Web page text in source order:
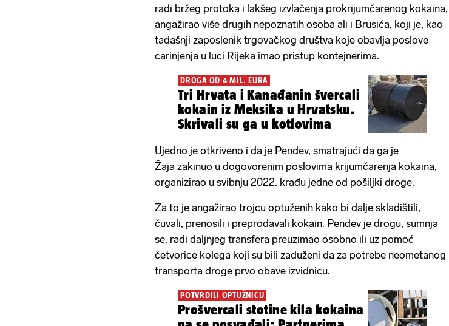
radi bržeg protoka i lakšeg izvlačenja prokrijumčarenog kokaina,
angažirao više drugih nepoznatih osoba ali i Brusića, koji je, kao
tadašnji zaposlenik trgovačkog društva koje obavlja poslove
carinjenja u luci Rijeka imao pristup kontejnerima.
DROGA OD 4 MIL. EURA
Tri Hrvata i Kanađanin švercali
kokain iz Meksika u Hrvatsku.
Skrivali su ga u kotlovima
Ujedno je otkriveno i da je Pendev, smatrajući da ga je
Žaja zakinuo u dogovorenim poslovima krijumčarenja kokaina,
organizirao u svibnju 2022. krađu jedne od pošiljki droge.
Za to je angažirao trojcu optuženih kako bi dalje skladištili,
čuvali, prenosili i preprodavali kokain. Pendev je drogu, sumnja
se, radi daljnjeg transfera preuzimao osobno ili uz pomoć
četvorice kolega koji su bili zaduženi da za potrebe neometanog
transporta droge prvo obave izvidnicu.
POTVRDILI OPTUŽNICU
Prošvercali stotine kila kokaina